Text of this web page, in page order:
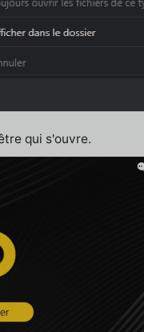
qui s'ouvre.